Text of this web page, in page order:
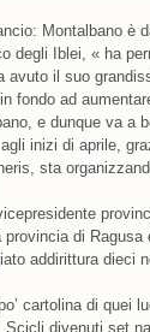
Montalbano è
degli Iblei, « ha
il suo
fondo ad
e dunque va a
inizi di aprile,
sta
di
addirittura dieci
cartolina di quei
divenuti set